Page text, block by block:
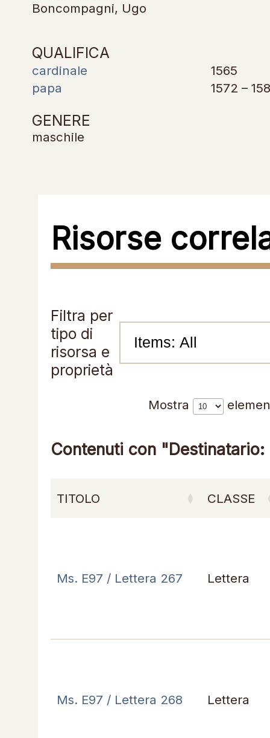
Risorse
Filtra per
tipo di
risorsa e
proprietà
Mostra
Contenuti con
TITOLO CLASSE
Ms. E97 / Lettera 267 Lettera
Ms. E97 / Lettera 268 Lettera
Boncompagni, Ugo
QUALIFICA
cardinale
1565
papa
1572 –
GENERE
maschile